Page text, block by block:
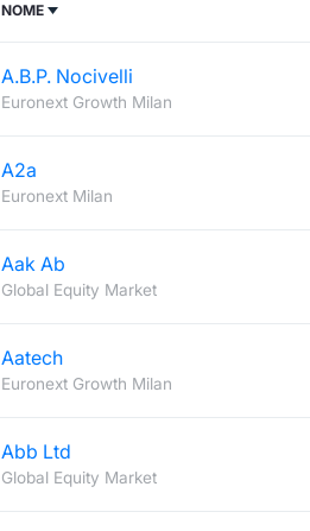
NOME
A.B.P. Nocivelli
Euronext Growth Milan
A2a
Euronext Milan
Aak Ab
Global Equity Market
Aatech
Euronext Growth Milan
Abb Ltd
Global Equity Market